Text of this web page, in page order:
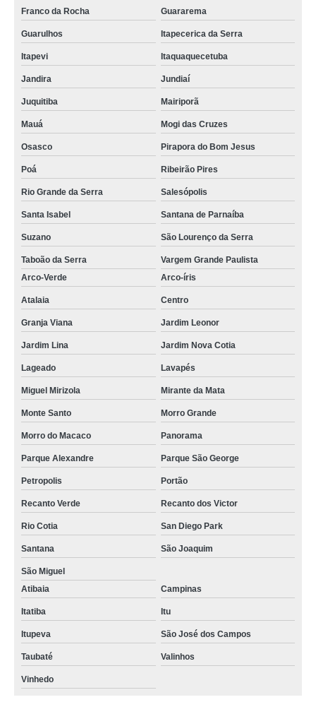
Franco da Rocha Guararema
Guarulhos Itapecerica da Serra
Itapevi Itaquaquecetuba
Jandira Jundiaí
Juquitiba Mairiporã
Mauá Mogi das Cruzes
Osasco Pirapora do Bom Jesus
Poá Ribeirão Pires
Rio Grande da Serra Salesópolis
Santa Isabel Santana de Parnaíba
Suzano São Lourenço da Serra
Taboão da Serra
Vargem Grande Paulista
Arco-Verde
Arco-íris
Atalaia Centro
Granja Viana Jardim Leonor
Jardim Lina Jardim Nova Cotia
Lageado Lavapés
Miguel Mirizola Mirante da Mata
Monte Santo Morro Grande
Morro do Macaco Panorama
Parque Alexandre Parque São George
Petropolis Portão
Recanto Verde Recanto dos Victor
Rio Cotia San Diego Park
Santana São Joaquim
São Miguel
Atibaia
Campinas
Itatiba Itu
Itupeva São José dos Campos
Taubaté Valinhos
Vinhedo